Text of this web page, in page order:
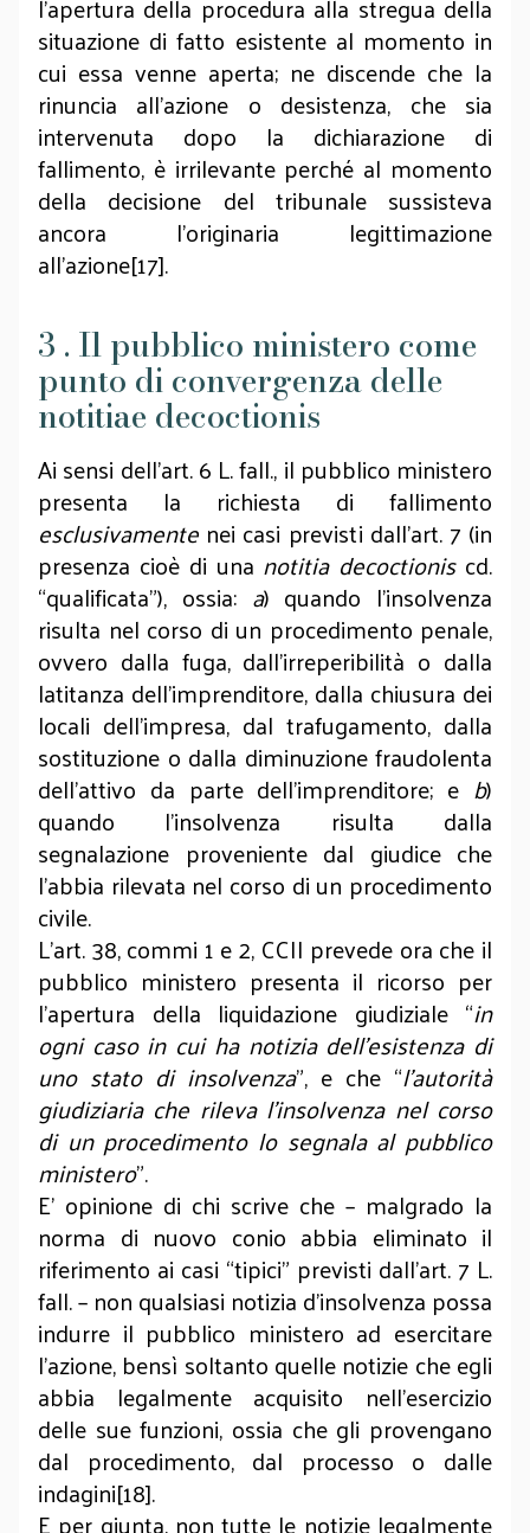
situazione di fatto esistente al momento in
cui essa venne aperta; ne discende che la
rinuncia all'azione o desistenza, che sia
intervenuta dopo la dichiarazione di
fallimento, è irrilevante perché al momento
della decisione del tribunale sussisteva
ancora l’originaria legittimazione
all'azione[17].
3 . Il pubblico ministero come
punto di convergenza delle
notitiae decoctionis
Ai sensi dell’art. 6 L. fall., il pubblico ministero
presenta la richiesta di fallimento
esclusivamente nei casi previsti dall’art. 7 (in
presenza cioè di una notitia decoctioniscd.
“qualificata”), ossia: a) quando l’insolvenza
risulta nel corso di un procedimento penale,
ovvero dalla fuga, dall’irreperibilità o dalla
latitanza dell’imprenditore, dalla chiusura dei
locali dell’impresa, dal trafugamento, dalla
sostituzione o dalla diminuzione fraudolenta
dell’attivo da parte dell’imprenditore; e b)
quando l’insolvenza risulta dalla
segnalazione proveniente dal giudice che
l’abbia rilevata nel corso di un procedimento
civile.
L’art. 38, commi 1 e 2, CCII prevede ora che il
pubblico ministero presenta il ricorso per
l’apertura della liquidazione giudiziale “in
ogni caso in cui ha notizia dell'esistenza di
uno stato di insolvenza”, e che “l'autorità
giudiziaria che rileva l'insolvenza nel corso
di un procedimento lo segnala al pubblico
ministero”.
E’ opinione di chi scrive che – malgrado la
norma di nuovo conio abbia eliminato il
riferimento ai casi “tipici” previsti dall’art. 7 L.
fall. – non qualsiasi notizia d’insolvenza possa
indurre il pubblico ministero ad esercitare
l’azione, bensì soltanto quelle notizie che egli
abbia legalmente acquisito nell’esercizio
delle sue funzioni, ossia che gli provengano
dal procedimento, dal processo o dalle
indagini[18].